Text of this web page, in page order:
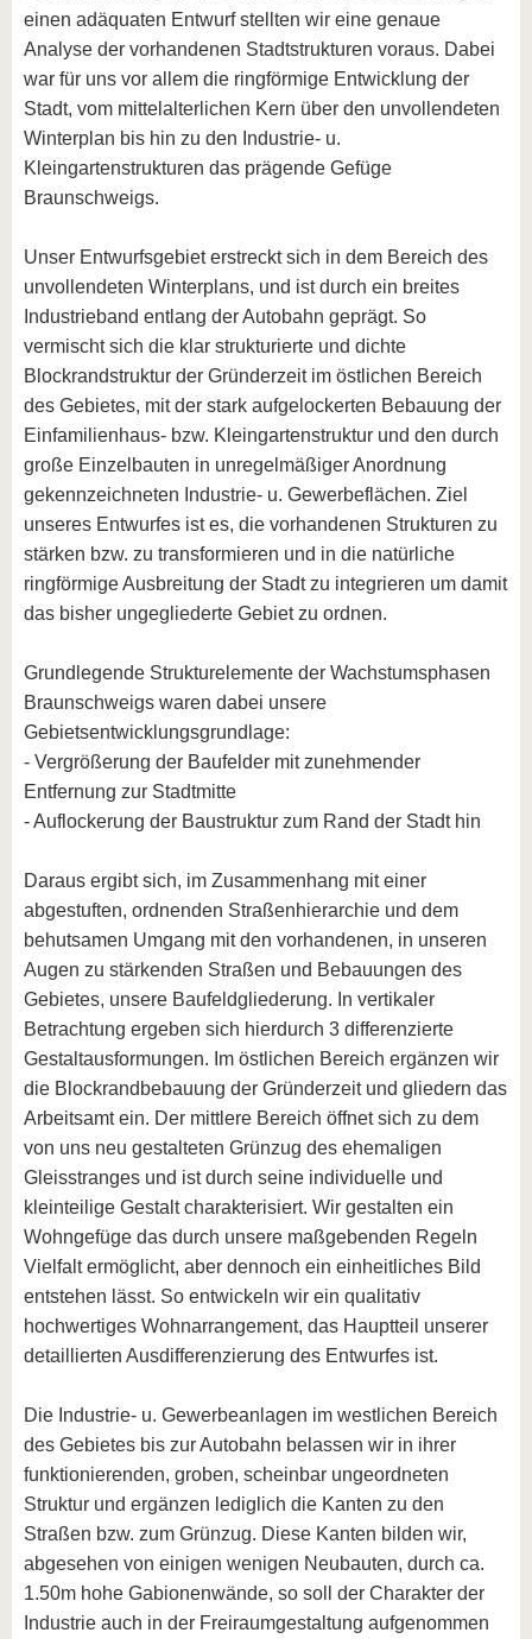
einen adäquaten Entwurf stellten wir eine genaue
Analyse der vorhandenen Stadtstrukturen voraus. Dabei
war für uns vor allem die ringförmige Entwicklung der
Stadt, vom mittelalterlichen Kern über den unvollendeten
Winterplan bis hin zu den Industrie- u.
Kleingartenstrukturen das prägende Gefüge
Braunschweigs.
Unser Entwurfsgebiet erstreckt sich in dem Bereich des
unvollendeten Winterplans, und ist durch ein breites
Industrieband entlang der Autobahn geprägt. So
vermischt sich die klar strukturierte und dichte
Blockrandstruktur der Gründerzeit im östlichen Bereich
des Gebietes, mit der stark aufgelockerten Bebauung der
Einfamilienhaus- bzw. Kleingartenstruktur und den durch
große Einzelbauten in unregelmäßiger Anordnung
gekennzeichneten Industrie- u. Gewerbeflächen. Ziel
unseres Entwurfes ist es, die vorhandenen Strukturen zu
stärken bzw. zu transformieren und in die natürliche
ringförmige Ausbreitung der Stadt zu integrieren um damit
das bisher ungegliederte Gebiet zu ordnen.
Grundlegende Strukturelemente der Wachstumsphasen
Braunschweigs waren dabei unsere
Gebietsentwicklungsgrundlage:
- Vergrößerung der Baufelder mit zunehmender
Entfernung zur Stadtmitte
- Auflockerung der Baustruktur zum Rand der Stadt hin
Daraus ergibt sich, im Zusammenhang mit einer
abgestuften, ordnenden Straßenhierarchie und dem
behutsamen Umgang mit den vorhandenen, in unseren
Augen zu stärkenden Straßen und Bebauungen des
Gebietes, unsere Baufeldgliederung. In vertikaler
Betrachtung ergeben sich hierdurch 3 differenzierte
Gestaltausformungen. Im östlichen Bereich ergänzen wir
die Blockrandbebauung der Gründerzeit und gliedern das
Arbeitsamt ein. Der mittlere Bereich öffnet sich zu dem
von uns neu gestalteten Grünzug des ehemaligen
Gleisstranges und ist durch seine individuelle und
kleinteilige Gestalt charakterisiert. Wir gestalten ein
Wohngefüge das durch unsere maßgebenden Regeln
Vielfalt ermöglicht, aber dennoch ein einheitliches Bild
entstehen lässt. So entwickeln wir ein qualitativ
hochwertiges Wohnarrangement, das Hauptteil unserer
detaillierten Ausdifferenzierung des Entwurfes ist.
Die Industrie- u. Gewerbeanlagen im westlichen Bereich
des Gebietes bis zur Autobahn belassen wir in ihrer
funktionierenden, groben, scheinbar ungeordneten
Struktur und ergänzen lediglich die Kanten zu den
Straßen bzw. zum Grünzug. Diese Kanten bilden wir,
abgesehen von einigen wenigen Neubauten, durch ca.
1.50m hohe Gabionenwände, so soll der Charakter der
Industrie auch in der Freiraumgestaltung aufgenommen